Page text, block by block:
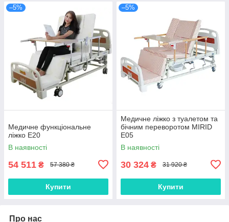
–5%
Медичне функціональне
ліжко E20
В наявності
54 511 ₴ 57 380 ₴
Купити
–5%
Медичне ліжко з туалетом та
бічним переворотом MIRID
Е05
В наявності
30 324 ₴ 31 920 ₴
Купити
Про нас